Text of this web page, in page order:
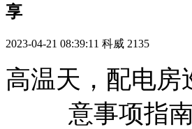
享
2023-04-21 08:39:11 科威 2135
高温天，配电房
意事项指